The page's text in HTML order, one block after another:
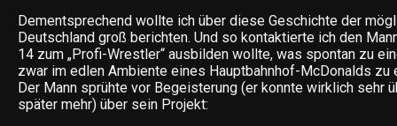
Dementsprechend wollte ich über diese Geschichte der
Deutschland groß berichten. Und so kontaktierte ich den
14 zum „Profi-Wrestler“ ausbilden wollte, was spontan zu
zwar im edlen Ambiente eines Hauptbahnhof-McDonalds zu
Der Mann sprühte vor Begeisterung (er konnte wirklich sehr
später mehr) über sein Projekt: